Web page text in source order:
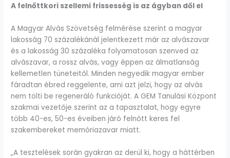
A felnőttkori szellemi frissesség is az ágyban dől el
A Magyar Alvás Szövetség felmérése szerint a magyar
lakosság 70 százalékánál jelentkezett már az alvászavar
és a lakosság 30 százaléka folyamatosan szenved az
alvászavar, a rossz alvás, vagy éppen az álmatlanság
kellemetlen tüneteitől. Minden negyedik magyar ember
fáradtan ébred reggelente, ami azt jelzi, hogy az alvás
nem tölti be regeneráló funkcióját. A GEM Tanulási Központ
szakmai vezetője szerint az a tapasztalat, hogy egyre
több 40-es, 50-es éveiben járó felnőtt keres fel
szakembereket memóriazavar miatt.
„A tesztelések során gyakran az derül ki, hogy a háttérben